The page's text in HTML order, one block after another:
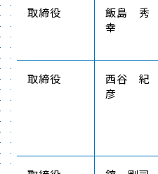
取締役
飯島 秀
幸
取締役
西谷 紀
彦